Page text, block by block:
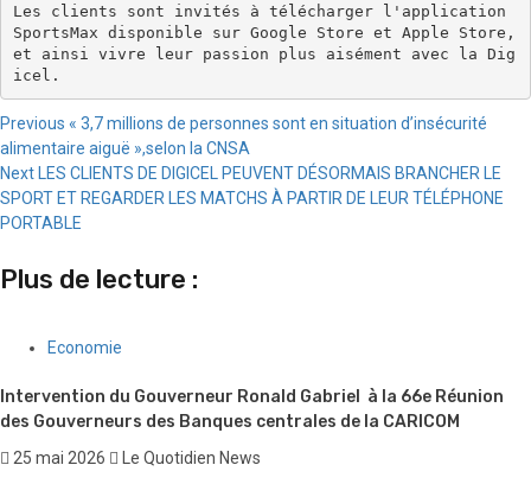
Les clients sont invités à télécharger l'application
SportsMax disponible sur Google Store et Apple Store,
et ainsi vivre leur passion plus aisément avec la Dig
icel.
Continue
Reading
Previous « 3,7 millions de personnes sont en situation d’insécurité
alimentaire aiguë »,selon la CNSA
Next LES CLIENTS DE DIGICEL PEUVENT DÉSORMAIS BRANCHER LE
SPORT ET REGARDER LES MATCHS À PARTIR DE LEUR TÉLÉPHONE
PORTABLE
Plus de lecture :
Economie
Intervention du Gouverneur Ronald Gabriel à la 66e Réunion
des Gouverneurs des Banques centrales de la CARICOM
25 mai 2026 Le Quotidien News